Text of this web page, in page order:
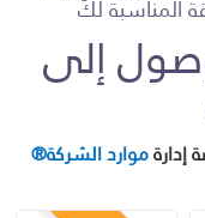
المناسبة لك
إلى
إدارةموارد الشركة®